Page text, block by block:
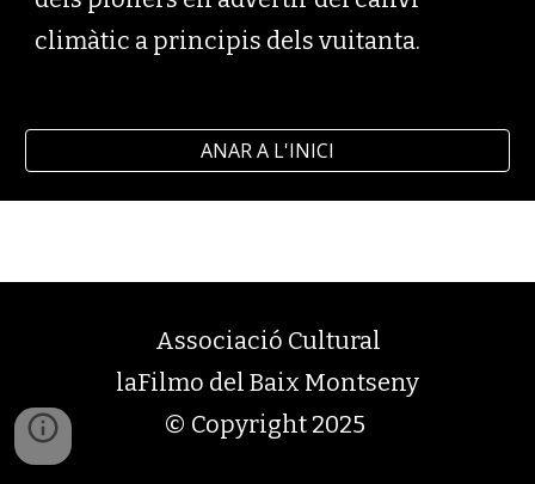
climàtic a principis dels vuitanta.
ANAR A L'INICI
Associació Cultural
laFilmo del Baix Montseny
© Copyright 2025